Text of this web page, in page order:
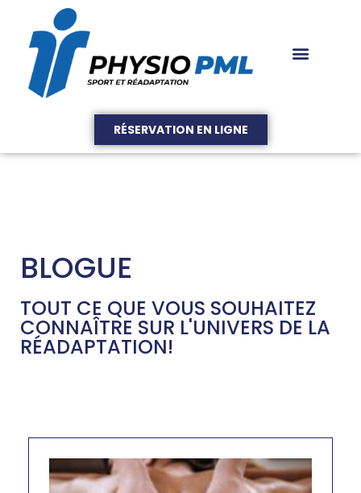
RÉSERVATION EN LIGNE
BLOGUE
TOUT CE QUE VOUS SOUHAITEZ
CONNAÎTRE SUR L'UNIVERS DE LA
RÉADAPTATION!